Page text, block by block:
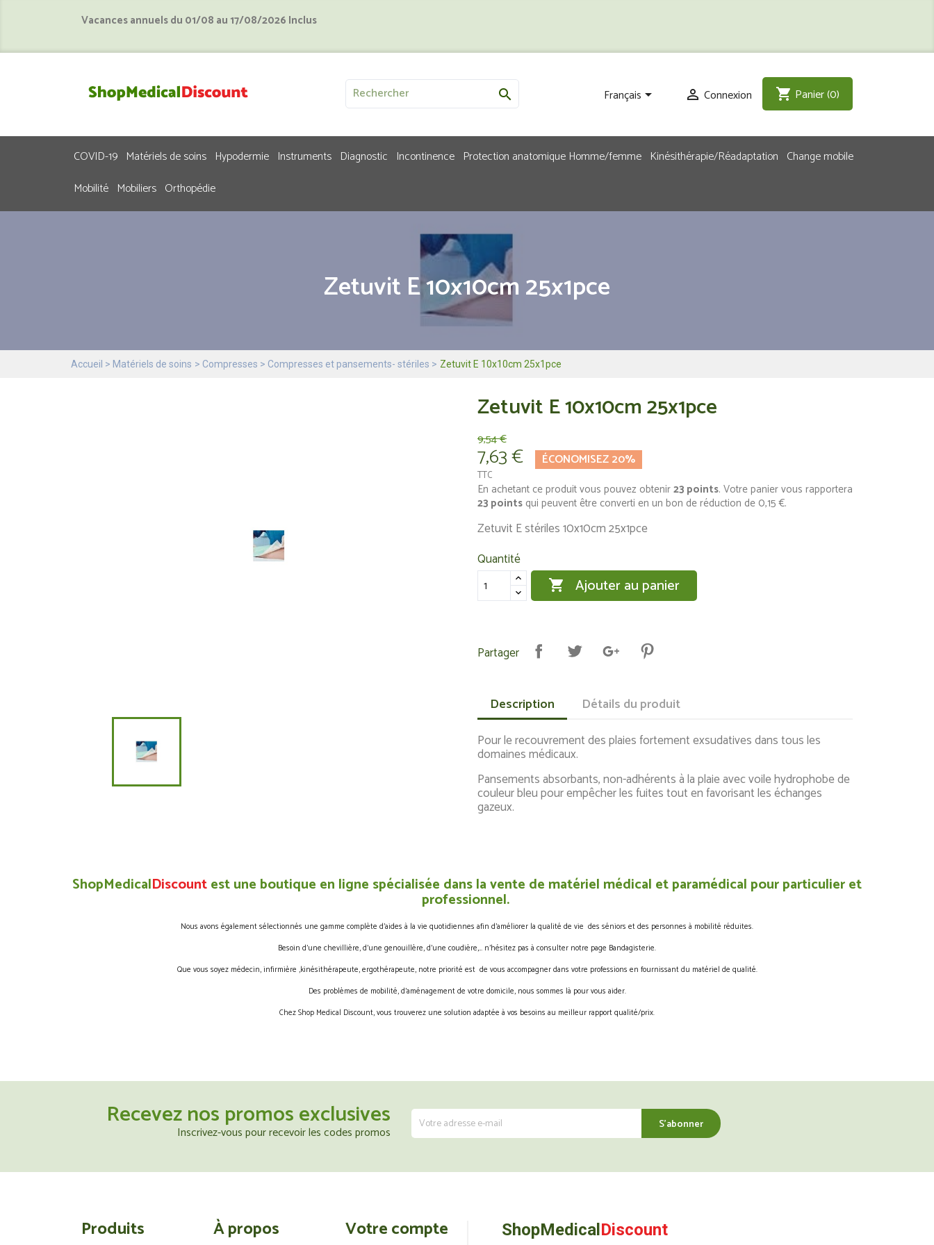
Vacances annuels du 01/08 au 17/08/2026 Inclus
 Français  Connexion shopping_cart Panier(0)
COVID-19 Matériels de soins Hypodermie Instruments Diagnostic Incontinence Protection anatomique Homme/femme Kinésithérapie/Réadaptation Change mobile
Mobilité Mobiliers Orthopédie
Zetuvit E 10x10cm 25x1pce
Accueil Matériels de soins Compresses Compresses et pansements- stériles Zetuvit E 10x10cm 25x1pce
Zetuvit E 10x10cm 25x1pce
9,54 €
7,63 € ÉCONOMISEZ 20%
TTC
En achetant ce produit vous pouvez obtenir23 points. Votre panier vous rapportera
23 points qui peuvent être converti en un bon de réduction de 0,15 €.
Zetuvit E stériles 10x10cm 25x1pce
Quantité
 Ajouter au panier
Partager
Description Détails du produit
Pour le recouvrement des plaies fortement exsudatives dans tous les
domaines médicaux.
Pansements absorbants, non-adhérents à la plaie avec voile hydrophobe de
couleur bleu pour empêcher les fuites tout en favorisant les échanges
gazeux.
ShopMedicalDiscountest une boutique en ligne spécialisée dans la vente de matériel médical et paramédical pour particulier et
professionnel.
Nous avons également sélectionnés une gamme complète d’aides à la vie quotidiennes afin d’améliorer la qualité de vie des séniors et des personnes à mobilité réduites.
Besoin d’une chevillière, d’une genouillère, d’une coudière,… n’hésitez pas à consulter notre page Bandagisterie.
Que vous soyez médecin, infirmière ,kinésithérapeute, ergothérapeute, notre priorité est de vous accompagner dans votre professions en fournissant du matériel de qualité.
Des problèmes de mobilité, d’aménagement de votre domicile, nous sommes là pour vous aider.
Chez Shop Medical Discount, vous trouverez une solution adaptée à vos besoins au meilleur rapport qualité/prix.
Recevez nos promos exclusives
Inscrivez-vous pour recevoir les codes promos
Produits À propos Votre compte ShopMedical Discount